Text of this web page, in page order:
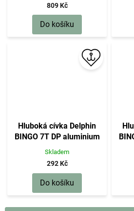
809 Kč
Do košíku
Hluboká cívka Delphin
BINGO 7T DP aluminium
Skladem
292 Kč
Do košíku